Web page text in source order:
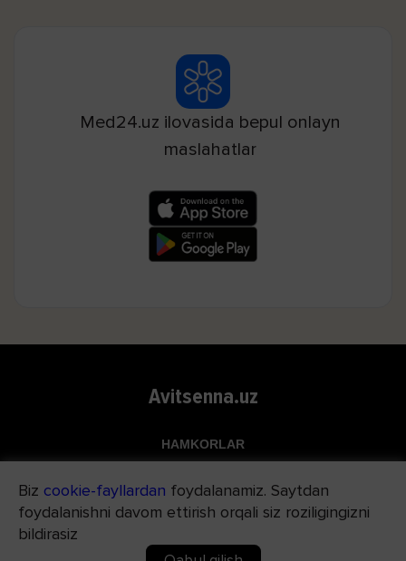
Med24.uz ilovasida bepul onlayn
maslahatlar
Avitsenna.uz
HAMKORLAR
Apteka.uz
Med24.uz
Biz cookie-fayllardan foydalanamiz. Saytdan
foydalanishni davom ettirish orqali siz roziligingizni
bildirasiz